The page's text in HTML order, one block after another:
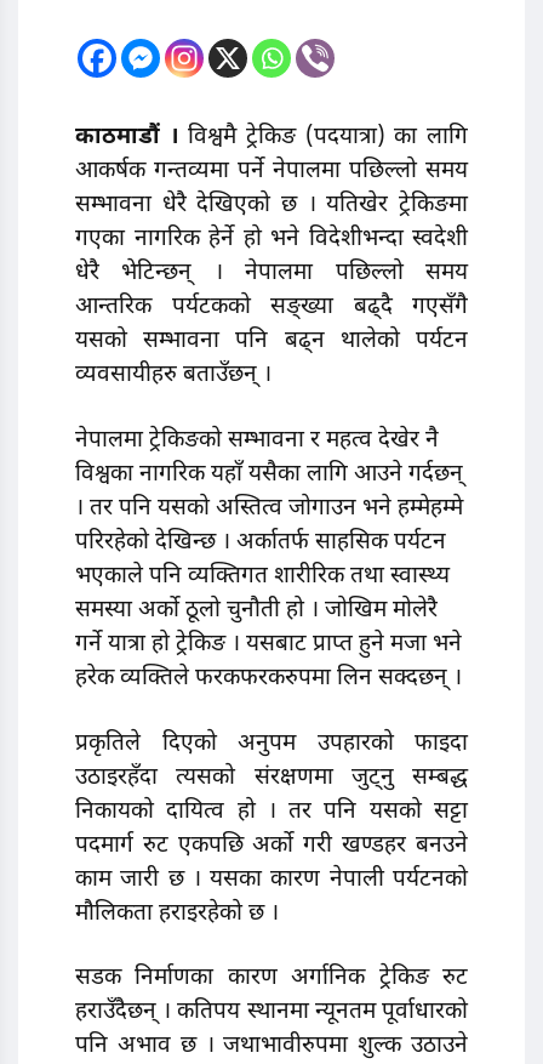
काठमाडौं । विश्वमै ट्रेकिङ (पदयात्रा) का लागि
आकर्षक गन्तव्यमा पर्ने नेपालमा पछिल्लो समय
सम्भावना धेरै देखिएको छ । यतिखेर ट्रेकिङमा
गएका नागरिक हेर्ने हो भने विदेशीभन्दा स्वदेशी
धेरै भेटिन्छन् । नेपालमा पछिल्लो समय
आन्तरिक पर्यटकको सङ्ख्या बढ्दै गएसँगै
यसको सम्भावना पनि बढ्न थालेको पर्यटन
व्यवसायीहरु बताउँछन् ।
नेपालमा ट्रेकिङको सम्भावना र महत्व देखेर नै
विश्वका नागरिक यहाँ यसैका लागि आउने गर्दछन्
। तर पनि यसको अस्तित्व जोगाउन भने हम्मेहम्मे
परिरहेको देखिन्छ । अर्कातर्फ साहसिक पर्यटन
भएकाले पनि व्यक्तिगत शारीरिक तथा स्वास्थ्य
समस्या अर्काे ठूलो चुनौती हो । जोखिम मोलेरै
गर्ने यात्रा हो ट्रेकिङ । यसबाट प्राप्त हुने मजा भने
हरेक व्यक्तिले फरकफरकरुपमा लिन सक्दछन् ।
प्रकृतिले दिएको अनुपम उपहारको फाइदा
उठाइरहँदा त्यसको संरक्षणमा जुट्नु सम्बद्ध
निकायको दायित्व हो । तर पनि यसको सट्टा
पदमार्ग रुट एकपछि अर्काे गरी खण्डहर बनउने
काम जारी छ । यसका कारण नेपाली पर्यटनको
मौलिकता हराइरहेको छ ।
सडक निर्माणका कारण अर्गानिक ट्रेकिङ रुट
हराउँदैछन् । कतिपय स्थानमा न्यूनतम पूर्वाधारको
पनि अभाव छ । जथाभावीरुपमा शुल्क उठाउने